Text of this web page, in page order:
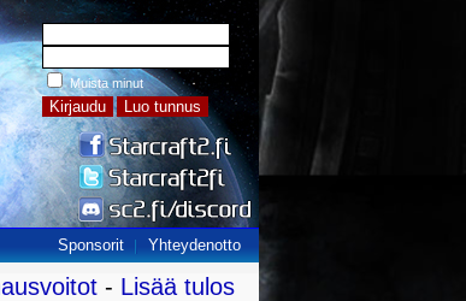
Muista minut
Sponsorit Yhteydenotto
- Lisää tulos